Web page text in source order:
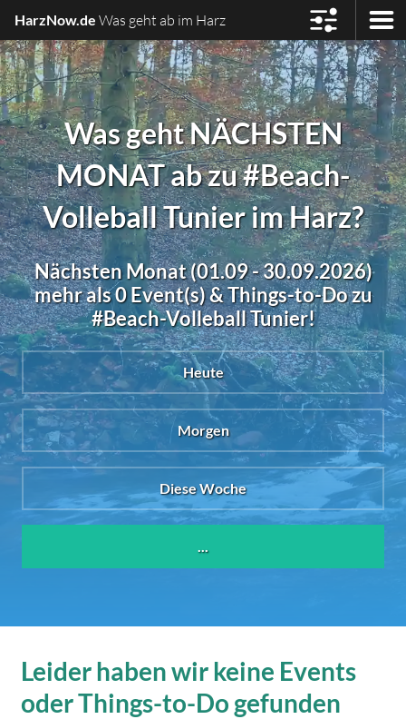
HarzNow.de Was geht ab im Harz
Was geht NÄCHSTEN
MONAT ab zu #Beach-
Volleball Tunier im Harz?
Nächsten Monat (01.09 - 30.09.2026)
mehr als 0 Event(s) & Things-to-Do zu
#Beach-Volleball Tunier!
Heute
Morgen
Diese Woche
Leider haben wir keine Events
oder Things-to-Do gefunden